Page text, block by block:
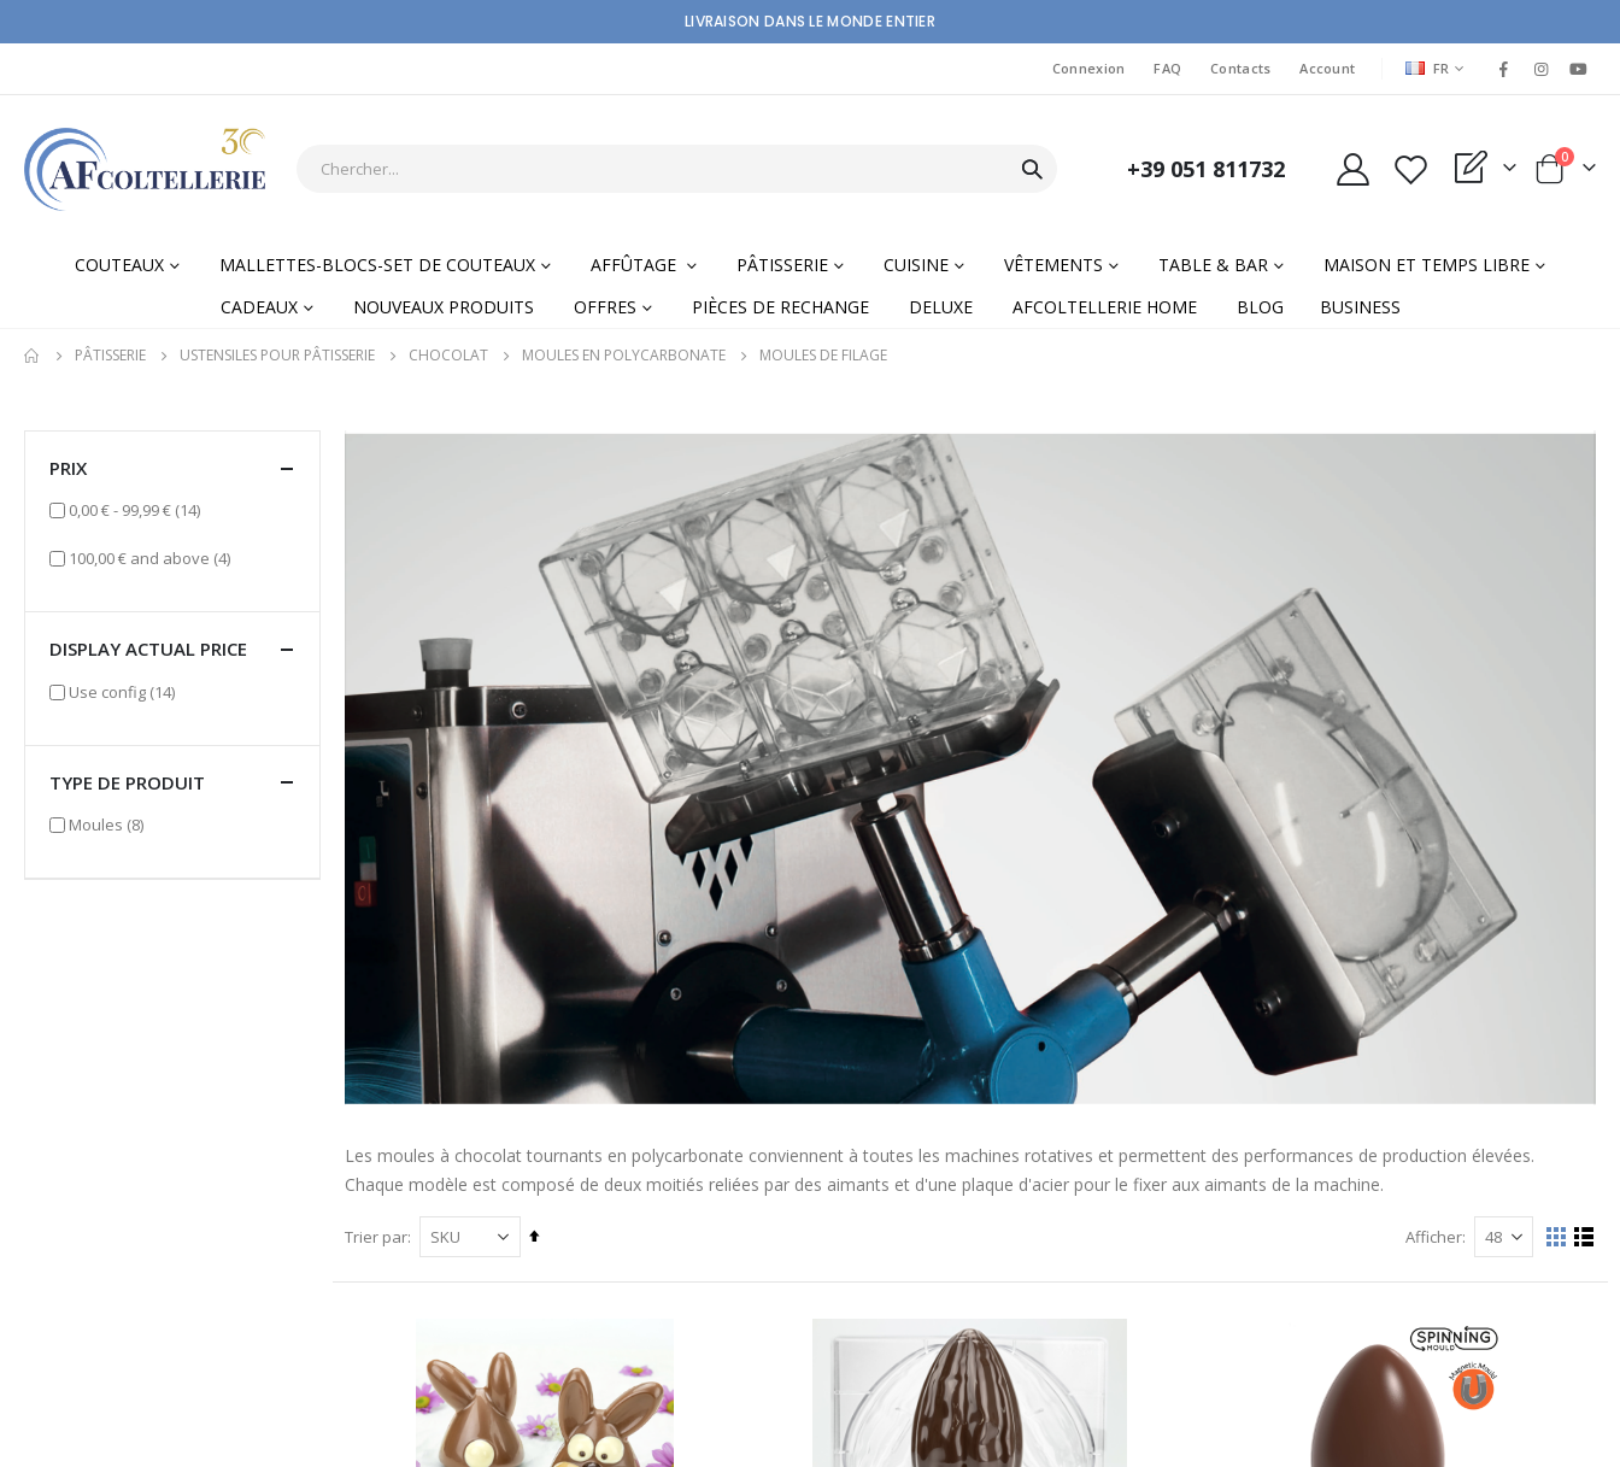
LIVRAISON DANS LE MONDE ENTIER
Connexion FAQ Contacts Account LANGUAGE
FR
+39 051 811732 My Quote Cart
0items
COUTEAUX MALLETTES-BLOCS-SET DE COUTEAUX AFFÛTAGE PÂTISSERIE CUISINE VÊTEMENTS TABLE & BAR
MAISON ET TEMPS LIBRE
CADEAUX
NOUVEAUX PRODUITS OFFRES PIÈCES DE RECHANGE DELUXE AFCOLTELLERIE HOME BLOG BUSINESS
PÂTISSERIE USTENSILES POUR PÂTISSERIE CHOCOLAT MOULES EN POLYCARBONATE MOULES DE FILAGE
Les moules à chocolat tournants en polycarbonate conviennent à toutes les machines rotatives et permettent des performances de production élevées.
Chaque modèle est composé de deux moitiés reliées par des aimants et d'une plaque d'acier pour le fixer aux aimants de la machine.
Trier par
Ordre
Afficher
Afficher
comme
La
PRIX
0,00 €- 99,99 € (14)items
100,00 € and above (4)items
DISPLAY ACTUAL PRICE
Use config (14)items
TYPE DE PRODUIT
Moules (8)items